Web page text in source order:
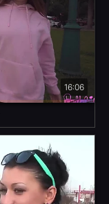
16:06